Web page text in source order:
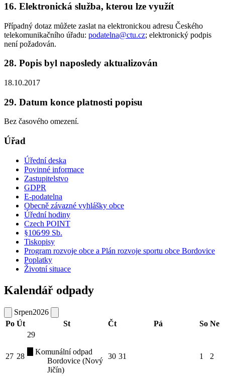
16. Elektronická služba, kterou lze využít
Případný dotaz můžete zaslat na elektronickou adresu Českého
telekomunikačního úřadu: podatelna@ctu.cz; elektronický podpis
není požadován.
28. Popis byl naposledy aktualizován
18.10.2017
29. Datum konce platnosti popisu
Bez časového omezení.
Úřad
Úřední deska
Povinné informace
Zastupitelstvo
GDPR
E-podatelna
Obecně závazné vyhlášky obce
Úřední hodiny
Czech POINT
§106⁄99 Sb.
Tiskopisy
Program rozvoje obce a Plán rozvoje sportu obce Bordovice
Poplatky
Životní situace
Kalendář odpady
Srpen2026
Po Út St Čt Pá So Ne
27 28
29
Komunální odpad
Bordovice (Nový
Jičín)
30 31 1 2